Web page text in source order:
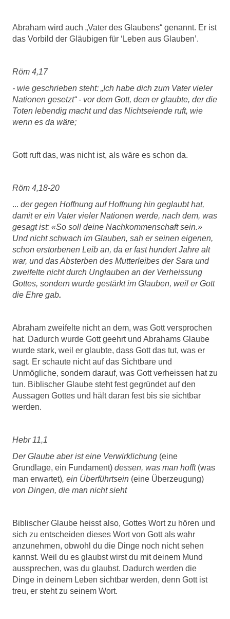
Abraham wird auch „Vater des Glaubens“ genannt. Er ist
das Vorbild der Gläubigen für ‘Leben aus Glauben’.
Röm 4,17
- wie geschrieben steht: „Ich habe dich zum Vater vieler
Nationen gesetzt“ - vor dem Gott, dem er glaubte, der die
Toten lebendig macht und das Nichtseiende ruft, wie
wenn es da wäre;
Gott ruft das, was nicht ist, als wäre es schon da.
Röm 4,18-20
... der gegen Hoffnung auf Hoffnung hin geglaubt hat,
damit er ein Vater vieler Nationen werde, nach dem, was
gesagt ist: «So soll deine Nachkommenschaft sein.»
Und nicht schwach im Glauben, sah er seinen eigenen,
schon erstorbenen Leib an, da er fast hundert Jahre alt
war, und das Absterben des Mutterleibes der Sara und
zweifelte nicht durch Unglauben an der Verheissung
Gottes, sondern wurde gestärkt im Glauben, weil er Gott
die Ehre gab.
Abraham zweifelte nicht an dem, was Gott versprochen
hat. Dadurch wurde Gott geehrt und Abrahams Glaube
wurde stark, weil er glaubte, dass Gott das tut, was er
sagt. Er schaute nicht auf das Sichtbare und
Unmögliche, sondern darauf, was Gott verheissen hat zu
tun. Biblischer Glaube steht fest gegründet auf den
Aussagen Gottes und hält daran fest bis sie sichtbar
werden.
Hebr 11,1
Der Glaube aber ist eine Verwirklichung (eine
Grundlage, ein Fundament) dessen, was man hofft(was
man erwartet), ein Überführtsein (eine Überzeugung)
von Dingen, die man nicht sieht
Biblischer Glaube heisst also, Gottes Wort zu hören und
sich zu entscheiden dieses Wort von Gott als wahr
anzunehmen, obwohl du die Dinge noch nicht sehen
kannst. Weil du es glaubst wirst du mit deinem Mund
aussprechen, was du glaubst. Dadurch werden die
Dinge in deinem Leben sichtbar werden, denn Gott ist
treu, er steht zu seinem Wort.